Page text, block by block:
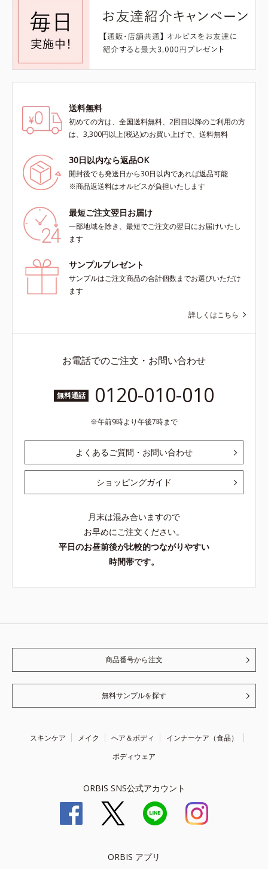
送料無料
初めての方は、全国送料無料、2回目以降のご利用の方
は、3,300円以上(税込)のお買い上げで、送料無料
30日以内なら返品OK
開封後でも発送日から30日以内であれば返品可能
※商品返送料はオルビスが負担いたします
最短ご注文翌日お届け
一部地域を除き、最短でご注文の翌日にお届けいたし
ます
サンプルプレゼント
サンプルはご注文商品の合計個数までお選びいただけ
ます
詳しくはこちら
お電話でのご注文・お問い合わせ
無料通話 0120-010-010
午前9時より午後7時まで
よくあるご質問・お問い合わせ
ショッピングガイド
月末は混み合いますので
お早めにご注文ください。
平日のお昼前後が比較的つながりやすい
時間帯です。
商品番号から注文
無料サンプルを探す
スキンケア メイク ヘア＆ボディ
インナーケア（食品）
ボディウェア
ORBIS SNS公式アカウント
ORBIS アプリ